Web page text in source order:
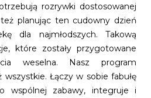
rozrywki dostosowanej
planując ten cudowny dzień
dla najmłodszych. Takową
które zostały przygotowane
weselna. Nasz program
Łączy w sobie fabułę
wspólnej zabawy, integruje i